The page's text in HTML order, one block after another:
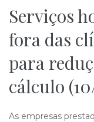
Serviços
fora das
para
cálculo
As empresas